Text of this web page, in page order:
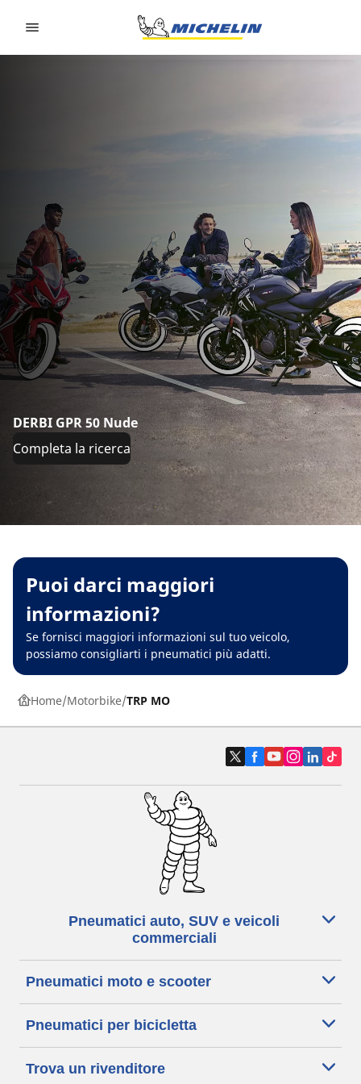
DERBI GPR 50 Nude
Completa la ricerca
Puoi darci maggiori
informazioni?
Se fornisci maggiori informazioni sul tuo veicolo,
possiamo consigliarti i pneumatici più adatti.
Home Motorbike TRP MO
Pneumatici auto, SUV e veicoli
commerciali
Pneumatici moto e scooter
Pneumatici per bicicletta
Trova un rivenditore